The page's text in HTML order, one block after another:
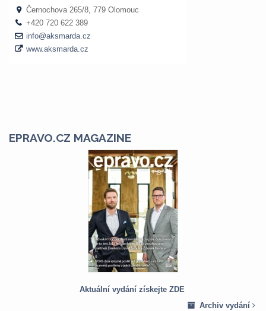
EPRAVO.CZ MAGAZINE
Aktuální vydání získejte ZDE
Archiv vydání